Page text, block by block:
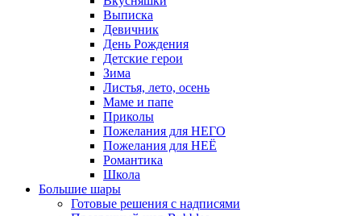
Выписка
Девичник
День Рождения
Детские герои
Зима
Листья, лето, осень
Маме и папе
Приколы
Пожелания для НЕГО
Пожелания для НЕЁ
Романтика
Школа
Большие шары
Готовые решения с надписями